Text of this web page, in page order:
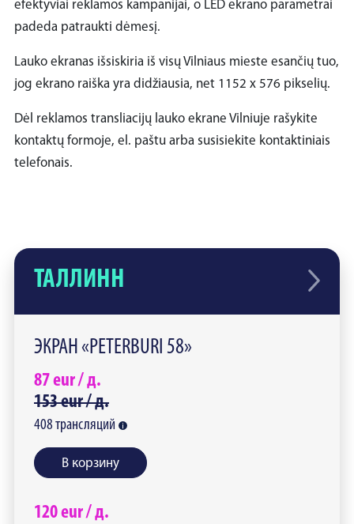
ТАЛЛИНН
ЭКРАН «PETERBURI 58»
87eur /д.
153eur /д.
408 трансляций
В корзину
120eur /д.
efektyviai reklamos kampanijai, o LED ekrano parametrai
padeda patraukti dėmesį.
Lauko ekranas išsiskiria iš visų Vilniaus mieste esančių tuo,
jog ekrano raiška yra didžiausia, net 1152 x 576 pikselių.
Dėl reklamos transliacijų lauko ekrane Vilniuje rašykite
kontaktų formoje, el. paštu arba susisiekite kontaktiniais
telefonais.